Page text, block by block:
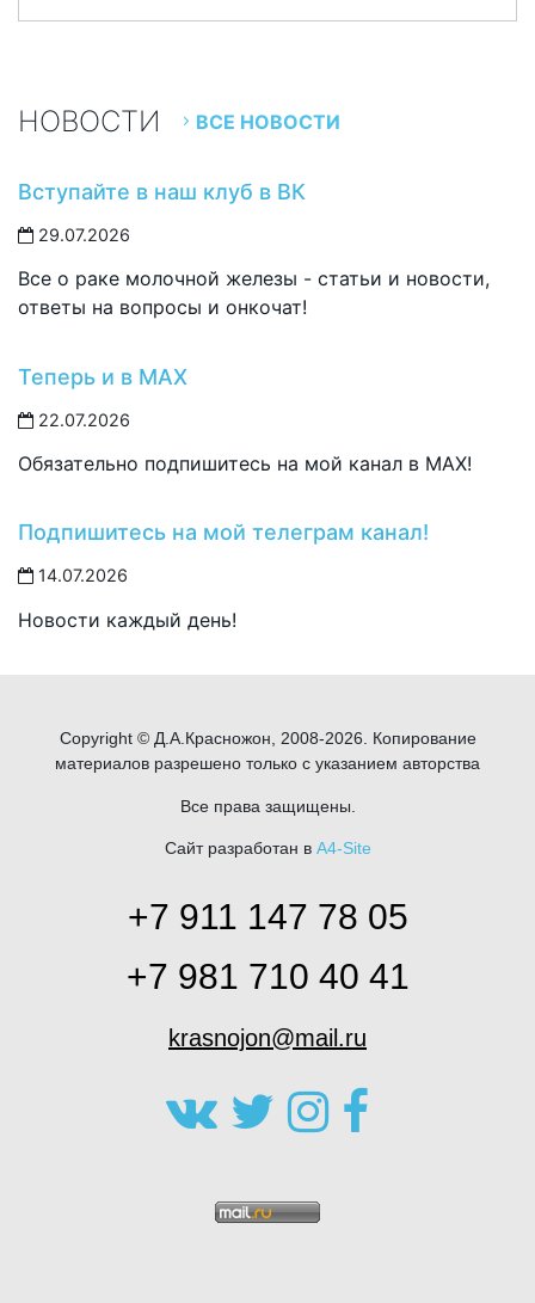
НОВОСТИ ВСЕ НОВОСТИ
Вступайте в наш клуб в ВК
29.07.2026
Все о раке молочной железы - статьи и новости,
ответы на вопросы и онкочат!
Теперь и в MAX
22.07.2026
Обязательно подпишитесь на мой канал в MAX!
Подпишитесь на мой телеграм канал!
14.07.2026
Новости каждый день!
Copyright © Д.А.Красножон, 2008-2026. Копирование
материалов разрешено только с указанием авторства
Все права защищены.
Сайт разработан в A4-Site
+7 911 147 78 05
+7 981 710 40 41
krasnojon@mail.ru